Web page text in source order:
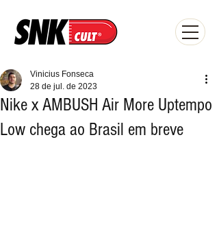
Nike x AMBUSH Air More Uptempo
Low chega ao Brasil em breve
Vinicius Fonseca
28 de jul. de 2023